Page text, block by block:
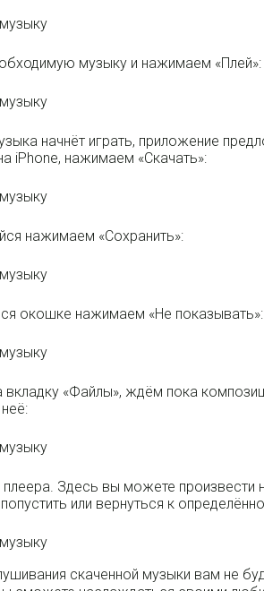
музыку и нажимаем «Плей»:
начнёт играть, приложение
iPhone, нажимаем «Скачать»:
нажимаем «Сохранить»:
окошке нажимаем «Не показывать»:
«Файлы», ждём пока
плеера. Здесь вы можете произвести
или вернуться к
скаченной музыки вам не